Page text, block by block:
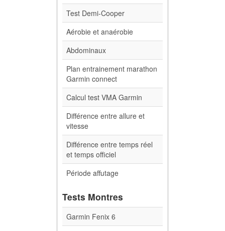
Test Demi-Cooper
Aérobie et anaérobie
Abdominaux
Plan entrainement marathon
Garmin connect
Calcul test VMA Garmin
Différence entre allure et
vitesse
Différence entre temps réel
et temps officiel
Période affutage
Tests Montres
Garmin Fenix 6